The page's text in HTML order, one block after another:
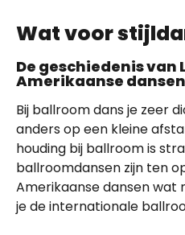
Wat voor
De geschiedenis van
Amerikaanse dansen
Bij ballroom dans je zeer
anders op een kleine
houding bij ballroom is
ballroomdansen zijn ten
Amerikaanse dansen wat
je de internationale